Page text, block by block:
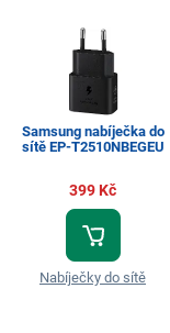
Samsung nabíječka do
sítě EP-T2510NBEGEU
399 Kč
Nabíječky do sítě